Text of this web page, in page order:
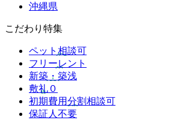
沖縄県
こだわり特集
ペット相談可
フリーレント
新築・築浅
敷礼０
初期費用分割相談可
保証人不要